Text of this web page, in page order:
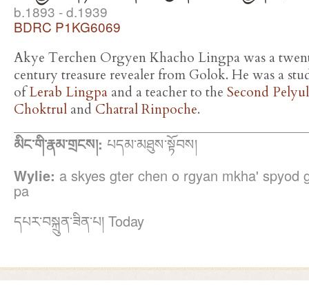
b.1893 - d.1939
BDRC P1KG6069
Akye Terchen Orgyen Khacho Lingpa was a
century treasure revealer from Golok. He was a
ofLerab Lingpa and a teacher to the Second Pelyul
Choktrul and Chatral Rinpoche.
མིང་གི་རྣམ་གྲངས།: པདམ་མཐུས་སྟོབས།
Wylie: a skyes gter chen o rgyan mkha' spyod
pa
དཔར་བསྐྲུན་ཟིན་པ། Today